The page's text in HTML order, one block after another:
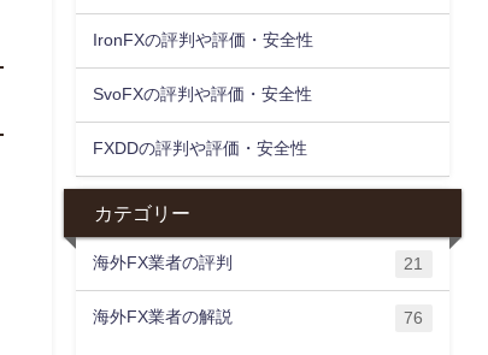
IronFXの評判や評価・安全性
SvoFXの評判や評価・安全性
FXDDの評判や評価・安全性
カテゴリー
海外FX業者の評判 21
海外FX業者の解説 76